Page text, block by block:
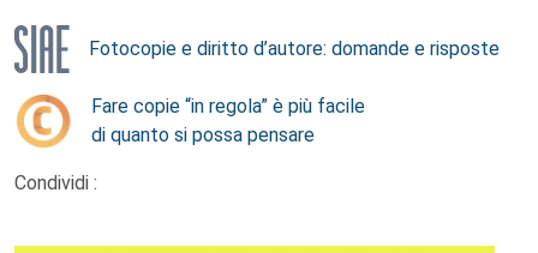
Fotocopie e diritto d’autore: domande e risposte
Fare copie “in regola” è più facile
di quanto si possa pensare
Condividi :